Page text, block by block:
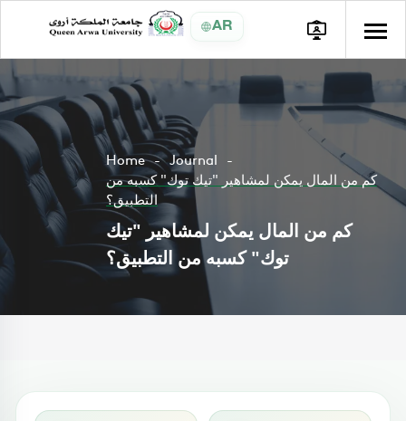
AR
Home
Journal
كم من المال يمكن لمشاهير "تيك توك" كسبه من
التطبيق؟
كم من المال يمكن لمشاهير "تيك
توك" كسبه من التطبيق؟